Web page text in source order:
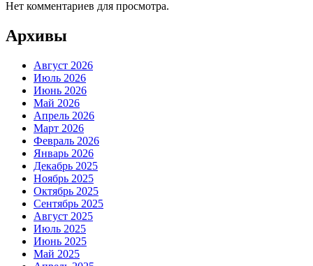
Нет комментариев для просмотра.
Архивы
Август 2026
Июль 2026
Июнь 2026
Май 2026
Апрель 2026
Март 2026
Февраль 2026
Январь 2026
Декабрь 2025
Ноябрь 2025
Октябрь 2025
Сентябрь 2025
Август 2025
Июль 2025
Июнь 2025
Май 2025